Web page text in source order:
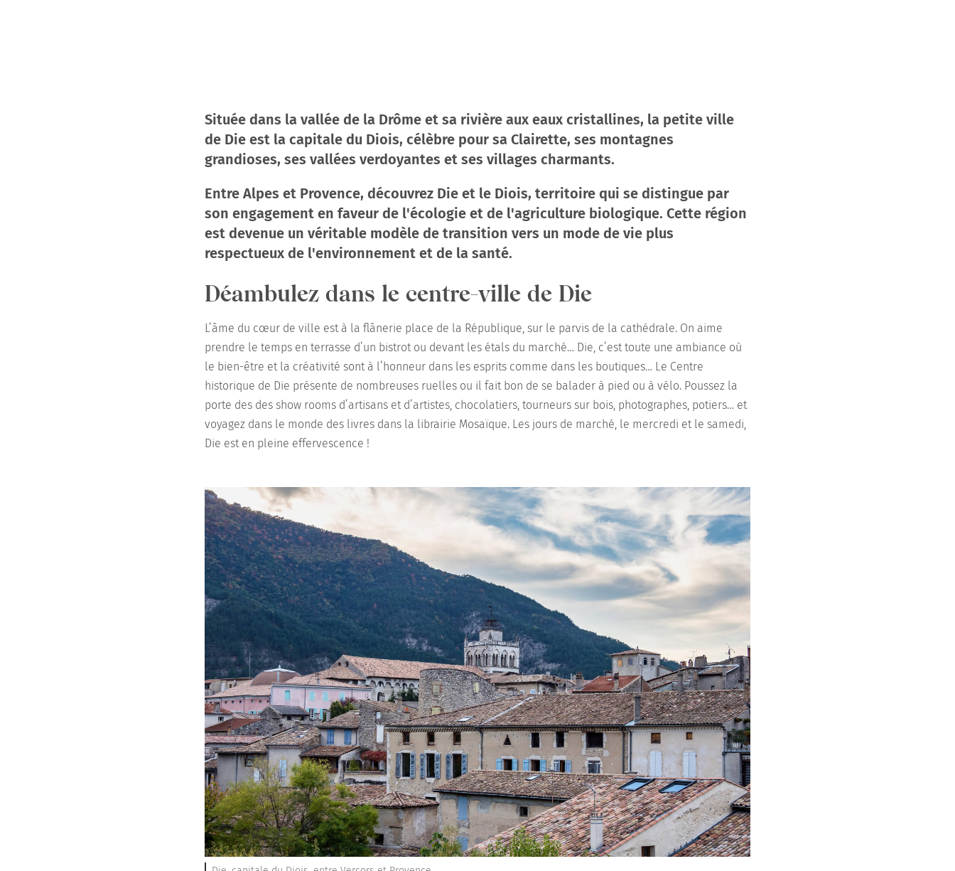
Située dans la vallée de la Drôme et sa rivière aux eaux cristallines, la petite ville
de Die est la capitale du Diois, célèbre pour sa Clairette, ses montagnes
grandioses, ses vallées verdoyantes et ses villages charmants.
Entre Alpes et Provence, découvrez Die et le Diois, territoire qui se distingue par
son engagement en faveur de l'écologie et de l'agriculture biologique. Cette région
est devenue un véritable modèle de transition vers un mode de vie plus
respectueux de l'environnement et de la santé.
Déambulez dans le centre-ville de Die
L’âme du cœur de ville est à la flânerie place de la République, sur le parvis de la cathédrale. On aime
prendre le temps en terrasse d’un bistrot ou devant les étals du marché… Die, c’est toute une ambiance où
le bien-être et la créativité sont à l’honneur dans les esprits comme dans les boutiques… Le Centre
historique de Die présente de nombreuses ruelles ou il fait bon de se balader à pied ou à vélo. Poussez la
porte des des show rooms d’artisans et d’artistes, chocolatiers, tourneurs sur bois, photographes, potiers… et
voyagez dans le monde des livres dans la librairie Mosaïque. Les jours de marché, le mercredi et le samedi,
Die est en pleine effervescence !